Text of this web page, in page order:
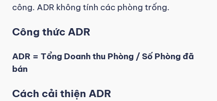
công. ADR không tính các phòng trống.
Công thức ADR
ADR = Tổng Doanh thu Phòng / Số Phòng đã
bán
Cách cải thiện ADR